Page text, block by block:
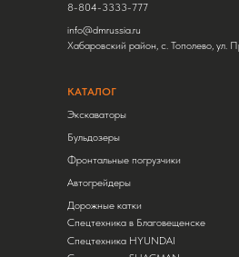
Экскаваторы
Бульдозеры
Фронтальные погрузчики
Автогрейдеры
Дорожные катки
Спецтехника в Благовещенске
Спецтехника HYUNDAI
КАТАЛОГ
8-804-3333-777
info@dmrussia.ru
Хабаровский район, с. Тополево, ул.